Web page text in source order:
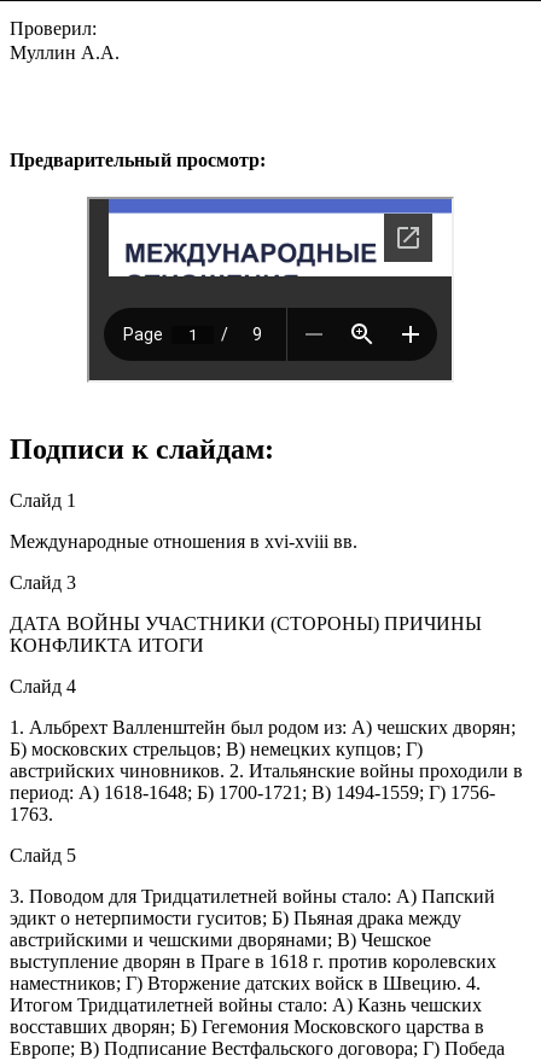
Проверил:
Муллин А.А.
Предварительный просмотр:
Подписи к слайдам:
Слайд 1
Международные отношения в xvi-xviii вв.
Слайд 3
ДАТА ВОЙНЫ УЧАСТНИКИ (СТОРОНЫ) ПРИЧИНЫ
КОНФЛИКТА ИТОГИ
Слайд 4
1. Альбрехт Валленштейн был родом из: А) чешских дворян;
Б) московских стрельцов; В) немецких купцов; Г)
австрийских чиновников. 2. Итальянские войны проходили в
период: А) 1618-1648; Б) 1700-1721; В) 1494-1559; Г) 1756-
1763.
Слайд 5
3. Поводом для Тридцатилетней войны стало: А) Папский
эдикт о нетерпимости гуситов; Б) Пьяная драка между
австрийскими и чешскими дворянами; В) Чешское
выступление дворян в Праге в 1618 г. против королевских
наместников; Г) Вторжение датских войск в Швецию. 4.
Итогом Тридцатилетней войны стало: А) Казнь чешских
восставших дворян; Б) Гегемония Московского царства в
Европе; В) Подписание Вестфальского договора; Г) Победа